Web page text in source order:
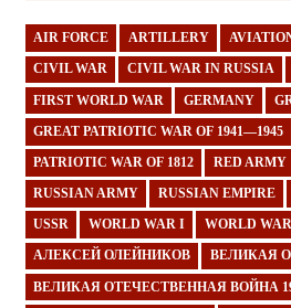
AIR FORCE ARTILLERY
CIVIL WAR CIVIL WAR IN RUSSIA
FIRST WORLD WAR GERMANY
GREAT PATRIOTIC WAR OF 1941—1945
PATRIOTIC WAR OF 1812 RED ARMY
RUSSIAN ARMY RUSSIAN EMPIRE
USSR WORLD WAR I WORLD
АЛЕКСЕЙ ОЛЕЙНИКОВ ВЕЛИКАЯ
ВЕЛИКАЯ ОТЕЧЕСТВЕННАЯ ВОЙНА